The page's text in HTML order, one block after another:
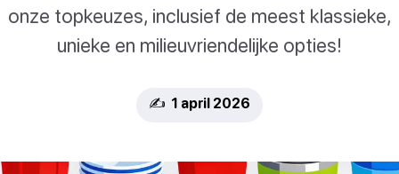
onze topkeuzes, inclusief de meest klassieke,
unieke en milieuvriendelijke opties!
✍️ 1 april 2026